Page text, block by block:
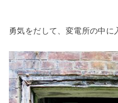
勇気をだして、変電所の中に